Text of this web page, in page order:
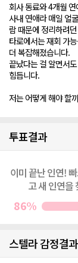
회사 동료와 4개월
사내 연애라 매일 얼
람 때문에 정리하려
타로에서는 재회 가
더 복잡해졌습니다.
끝났다는 걸 알면서
힘듭니다.
저는 어떻게 해야 할
투표결과
이미 끝난 인연!
고 새 인연을
86%
스텔라 감정결과